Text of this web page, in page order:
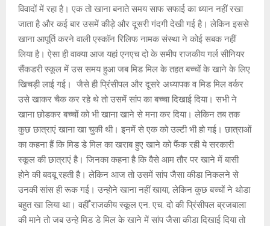
विवादों में रहा है। एक तो खाना बनाते समय साफ सफाई का ध्यान नहीं रखा
जाता है और कई बार उसमें कीड़े और दूसरी गंदगी देखी गई है। लेकिन इससे
खाना आपूर्ति करने वाली एस्कॉन रिलिफ नामक संस्था ने कोई सबक नहीं
लिया है। ऐसा ही वाक्या आज यहां एनएच दो के समीप राजकीय गर्ल सीनियर
सैंकडरी स्कूल में उस समय हुआ जब मिड मिल के तहत बच्चों के खाने के लिए
खिचड़ी लाई गई। जैसे ही प्रिंसीपल और दूसरे अध्यापक व मिड मिल वर्कर
उसे खाकर चैक कर रहे थे तो उसमें सांप का बच्चा दिखाई दिया। सभी ने
खाना छोडकर बच्चों को भी खाना खाने से मना कर दिया। लेकिन तब तक
कुछ छात्राएं खाना खा चुकी थी। इनमें से एक को उल्टी भी हो गई। छात्राओं
का कहना हैं कि मिड डे मिल का खराब हुए खाने को फैंक रही ये सरकारी
स्कूल की छात्राएं है। जिनका कहना है कि वैसे आम तौर पर खाने में बासी
होने की बदबू रहती है। लेकिन आज तो उसमें सांप जैसा कीडा निकलने से
उनकी सांस ही रूक गई। उन्होने खाना नहीं खाया, लेकिन कुछ बच्चों ने थोडा
बहुत खा लिया था। वहीँ राजकीय स्कूल एन. एच. दो की प्रिंसीपल ब्रजबाला
की माने तो जब उन्हे मिड डे मिल के खाने में सांप जैसा कीडा दिखाई दिया तो